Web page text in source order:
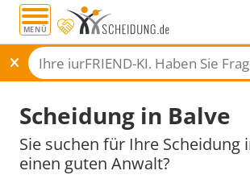
MENÜ
Scheidung in Balve
Sie suchen für Ihre Scheidung
einen guten Anwalt?